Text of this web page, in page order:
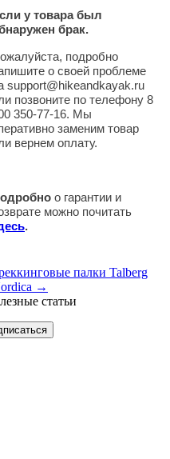
у товара был
брак.
подробно
о своей проблеме
support@hikeandkayak.ru
позвоните по телефону 8
350-77-16. Мы
заменим товар
вернем оплату.
о гарантии и
можно почитать
.
палки Talberg
→
статьи